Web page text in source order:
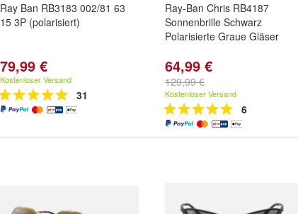
Ray Ban RB3183 002/81 63
15 3P (polarisiert)
79,99 €
Kostenloser Versand
31
Ray-Ban Chris RB4187
Sonnenbrille Schwarz
Polarisierte Graue Gläser
64,99 €
129,99 €
Kostenloser Versand
6